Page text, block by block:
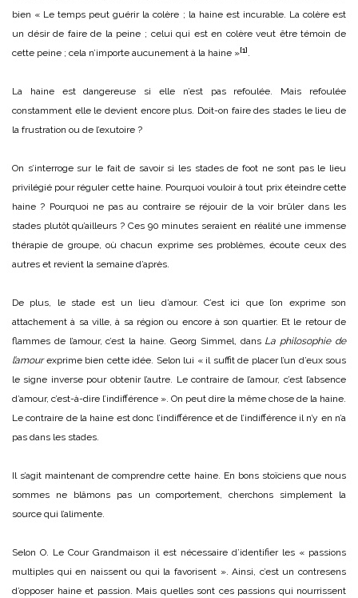
bien « Le temps peut guérir la colère ; la haine est incurable. La colère est
un désir de faire de la peine ; celui qui est en colère veut être témoin de
cette peine ; cela n’importe aucunement à la haine » [1] .
La haine est dangereuse si elle n’est pas refoulée. Mais refoulée
constamment elle le devient encore plus. Doit-on faire des stades le lieu de
la frustration ou de l’exutoire ?
On s’interroge sur le fait de savoir si les stades de foot ne sont pas le lieu
privilégié pour réguler cette haine. Pourquoi vouloir à tout prix éteindre cette
haine ? Pourquoi ne pas au contraire se réjouir de la voir brûler dans les
stades plutôt qu’ailleurs ? Ces 90 minutes seraient en réalité une immense
thérapie de groupe, où chacun exprime ses problèmes, écoute ceux des
autres et revient la semaine d’après.
De plus, le stade est un lieu d’amour. C’est ici que l’on exprime son
attachement à sa ville, à sa région ou encore à son quartier. Et le retour de
flammes de l’amour, c’est la haine. Georg Simmel, dans La philosophie de
l’amourexprime bien cette idée. Selon lui « il suffit de placer l’un d’eux sous
le signe inverse pour obtenir l’autre. Le contraire de l’amour, c’est l’absence
d’amour, c’est-à-dire l’indifférence ». On peut dire la même chose de la haine.
Le contraire de la haine est donc l’indifférence et de l’indifférence il n’y en n’a
pas dans les stades.
Il s’agit maintenant de comprendre cette haine. En bons stoïciens que nous
sommes ne blâmons pas un comportement, cherchons simplement la
source qui l’alimente.
Selon O. Le Cour Grandmaison il est nécessaire d’identifier les « passions
multiples qui en naissent ou qui la favorisent ». Ainsi, c’est un contresens
d’opposer haine et passion. Mais quelles sont ces passions qui nourrissent